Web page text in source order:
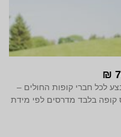
החל מ-70 ₪ – מבצע לכל חברי קופות החולים –
קופה בלבד מדרסים לפי מידת